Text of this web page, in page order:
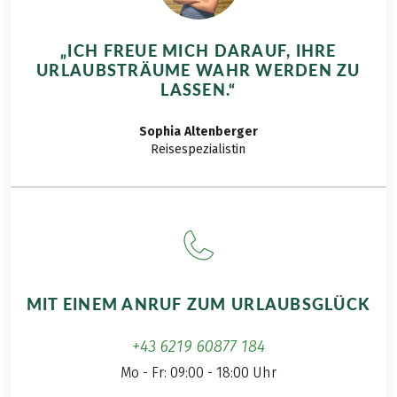
LEISTUNGEN OPTIONAL
Rückreise per Bus von Forni di Sopra nach
Sondertermine ab 5 Personen
„ICH FREUE MICH DARAUF, IHRE
URLAUBSTRÄUME WAHR WERDEN ZU
LASSEN.“
Sophia Altenberger
Reisespezialistin
MIT EINEM ANRUF ZUM URLAUBSGLÜCK
+43 6219 60877 184
Mo - Fr: 09:00 - 18:00 Uhr